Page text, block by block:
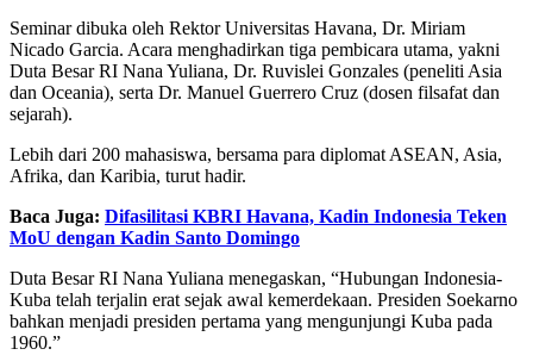
Seminar dibuka oleh Rektor Universitas Havana, Dr. Miriam
Nicado Garcia. Acara menghadirkan tiga pembicara utama, yakni
Duta Besar RI Nana Yuliana, Dr. Ruvislei Gonzales (peneliti Asia
dan Oceania), serta Dr. Manuel Guerrero Cruz (dosen filsafat dan
sejarah).
Lebih dari 200 mahasiswa, bersama para diplomat ASEAN, Asia,
Afrika, dan Karibia, turut hadir.
Baca Juga: Difasilitasi KBRI Havana, Kadin Indonesia Teken
MoU dengan Kadin Santo Domingo
Duta Besar RI Nana Yuliana menegaskan, “Hubungan Indonesia-
Kuba telah terjalin erat sejak awal kemerdekaan. Presiden Soekarno
bahkan menjadi presiden pertama yang mengunjungi Kuba pada
1960.”